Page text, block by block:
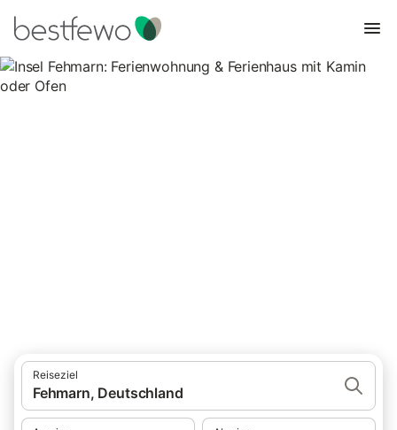
Reiseziel
Fehmarn, Deutschland